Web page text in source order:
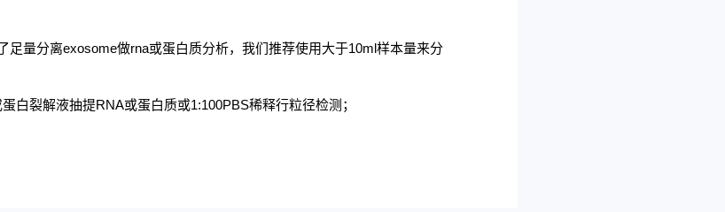
足量分离exosome做rna或蛋白质分析，我们推荐使用大于10ml样本量来分
蛋白裂解液抽提RNA或蛋白质或1:100PBS稀释行粒径检测；